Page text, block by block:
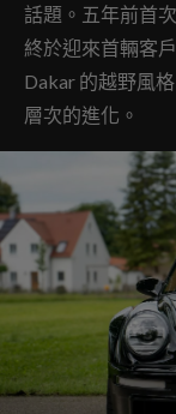
話題。五年前首
終於迎來首輛客
Dakar 的越野風
層次的進化。